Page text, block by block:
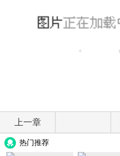
上一章
热门推荐